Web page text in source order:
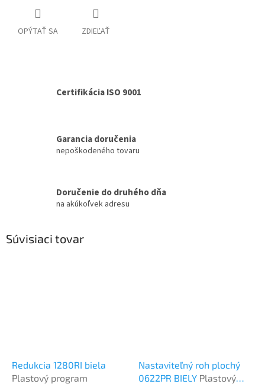
OPÝTAŤ SA ZDIEĽAŤ
Certifikácia ISO 9001
Garancia doručenia
nepoškodeného tovaru
Doručenie do druhého dňa
na akúkoľvek adresu
Súvisiaci tovar
Redukcia 1280RI biela
Plastový program
Nastaviteľný roh plochý
0622PR BIELY Plastový